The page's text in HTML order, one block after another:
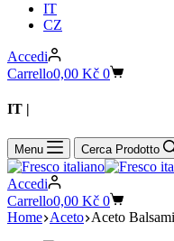
IT
CZ
Accedi
Carrello0,00 Kč 0
IT |
Menu Cerca Prodotto
Accedi
Carrello0,00 Kč 0
Home Aceto Aceto